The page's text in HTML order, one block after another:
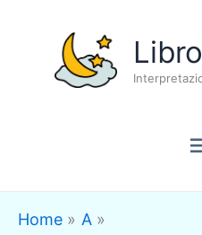
contenuto
Home
A